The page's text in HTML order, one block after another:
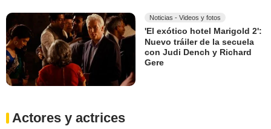
Noticias - Videos y fotos
'El exótico hotel Marigold 2':
Nuevo tráiler de la secuela
con Judi Dench y Richard
Gere
Actores y actrices